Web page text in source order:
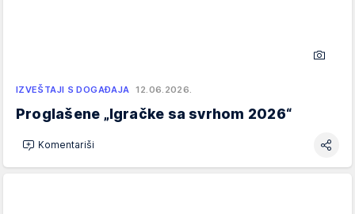
IZVEŠTAJI S DOGAĐAJA 12.06.2026.
Proglašene „Igračke sa svrhom 2026“
Komentariši